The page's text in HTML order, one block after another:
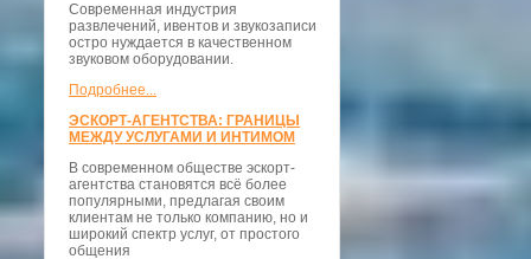
Современная индустрия
развлечений, ивентов и звукозаписи
остро нуждается в качественном
звуковом оборудовании.
Подробнее...
ЭСКОРТ-АГЕНТСТВА: ГРАНИЦЫ
МЕЖДУ УСЛУГАМИ И ИНТИМОМ
В современном обществе эскорт-
агентства становятся всё более
популярными, предлагая своим
клиентам не только компанию, но и
широкий спектр услуг, от простого
общения